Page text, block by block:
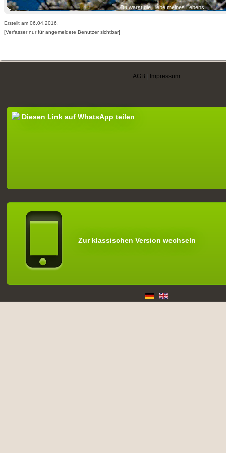
Du warst die Liebe meines Lebens!
Erstellt am 06.04.2016,
[Verfasser nur für angemeldete Benutzer sichtbar]
AGB Impressum
Diesen Link auf WhatsApp teilen
Zur klassischen Version wechseln